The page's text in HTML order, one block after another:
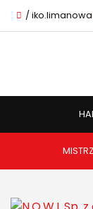
/ iko.limanowa